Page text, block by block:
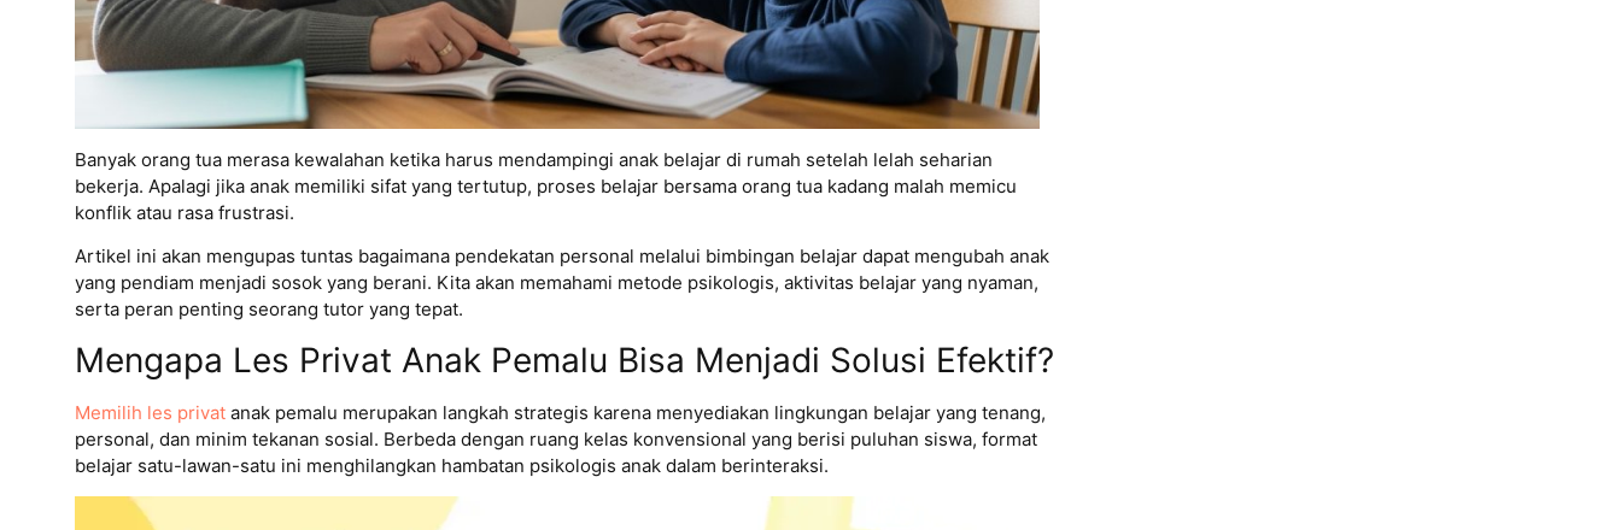
Banyak orang tua merasa kewalahan ketika harus mendampingi anak belajar di rumah setelah lelah seharian
bekerja. Apalagi jika anak memiliki sifat yang tertutup, proses belajar bersama orang tua kadang malah memicu
konflik atau rasa frustrasi.
Artikel ini akan mengupas tuntas bagaimana pendekatan personal melalui bimbingan belajar dapat mengubah anak
yang pendiam menjadi sosok yang berani. Kita akan memahami metode psikologis, aktivitas belajar yang nyaman,
serta peran penting seorang tutor yang tepat.
Mengapa Les Privat Anak Pemalu Bisa Menjadi Solusi Efektif?
Memilih les privat anak pemalu merupakan langkah strategis karena menyediakan lingkungan belajar yang tenang,
personal, dan minim tekanan sosial. Berbeda dengan ruang kelas konvensional yang berisi puluhan siswa, format
belajar satu-lawan-satu ini menghilangkan hambatan psikologis anak dalam berinteraksi.